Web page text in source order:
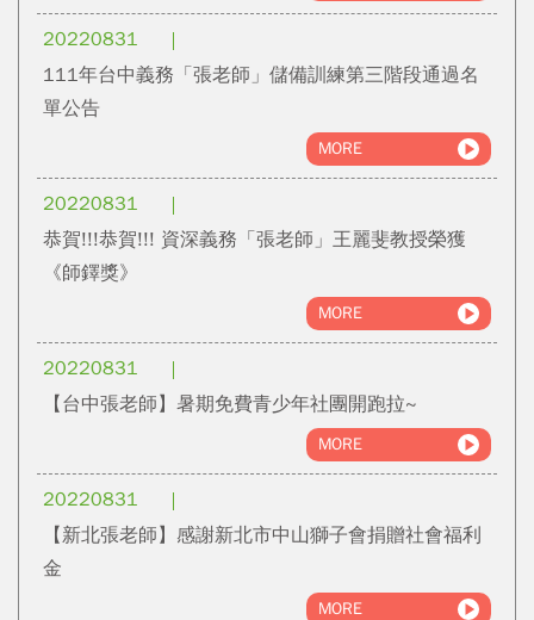
20220831
111年台中義務「張老師」儲備訓練第三階段通過名
單公告
MORE
20220831
恭賀!!!恭賀!!! 資深義務「張老師」王麗斐教授榮獲
《師鐸獎》
MORE
20220831
【台中張老師】暑期免費青少年社團開跑拉~
MORE
20220831
【新北張老師】感謝新北市中山獅子會捐贈社會福利
金
MORE